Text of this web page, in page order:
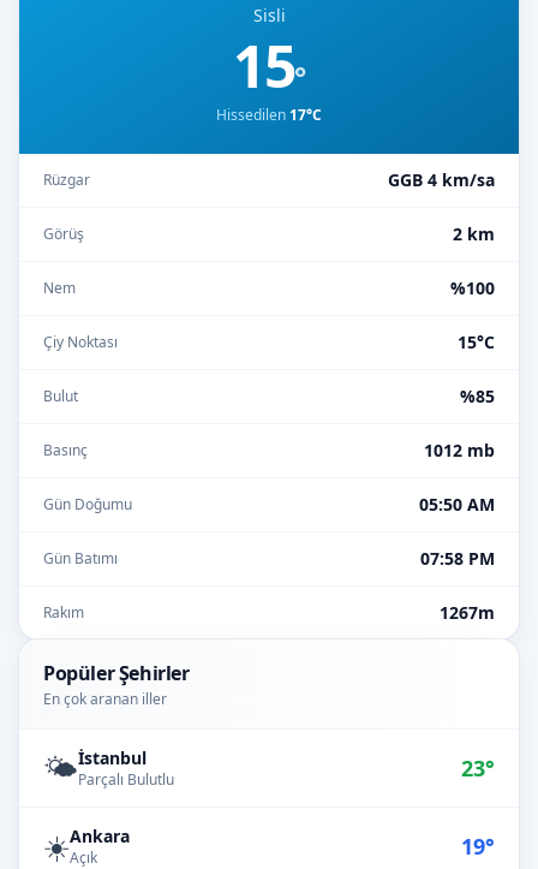
Sisli
15°
Hissedilen 17°C
Rüzgar GGB 4 km/sa
Görüş 2 km
Nem %100
Çiy Noktası 15°C
Bulut %85
Basınç 1012 mb
Gün Doğumu 05:50 AM
Gün Batımı 07:58 PM
Rakım 1267m
Popüler Şehirler
En çok aranan iller
🌤️İstanbul
Parçalı Bulutlu 23°
☀️Ankara
Açık 19°